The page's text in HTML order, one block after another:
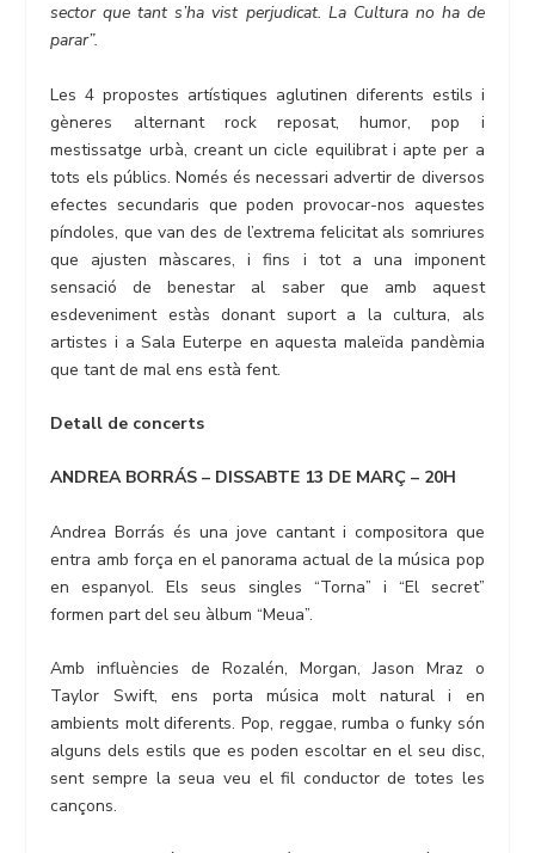
sector que tant s’ha vist perjudicat. La Cultura no ha de
parar”.
Les 4 propostes artístiques aglutinen diferents estils i
gèneres alternant rock reposat, humor, pop i
mestissatge urbà, creant un cicle equilibrat i apte per a
tots els públics. Només és necessari advertir de diversos
efectes secundaris que poden provocar-nos aquestes
píndoles, que van des de l’extrema felicitat als somriures
que ajusten màscares, i fins i tot a una imponent
sensació de benestar al saber que amb aquest
esdeveniment estàs donant suport a la cultura, als
artistes i a Sala Euterpe en aquesta maleïda pandèmia
que tant de mal ens està fent.
Detall de concerts
ANDREA BORRÁS – DISSABTE 13 DE MARÇ – 20H
Andrea Borrás és una jove cantant i compositora que
entra amb força en el panorama actual de la música pop
en espanyol. Els seus singles “Torna” i “El secret”
formen part del seu àlbum “Meua”.
Amb influències de Rozalén, Morgan, Jason Mraz o
Taylor Swift, ens porta música molt natural i en
ambients molt diferents. Pop, reggae, rumba o funky són
alguns dels estils que es poden escoltar en el seu disc,
sent sempre la seua veu el fil conductor de totes les
cançons.